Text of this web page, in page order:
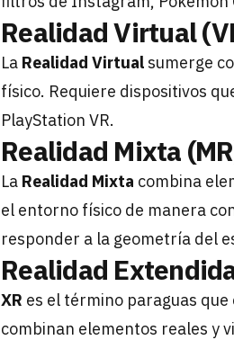
Realidad Virtual
La Realidad Virtualsumerge
físico. Requiere dispositivos
PlayStation VR.
Realidad Mixta
La Realidad Mixta combina
el entorno físico de manera
responder a la geometría del
Realidad
XR es el término paraguas
combinan elementos reales y